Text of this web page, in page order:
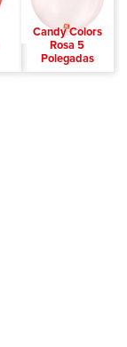
Candy Colors
Rosa 5
Polegadas